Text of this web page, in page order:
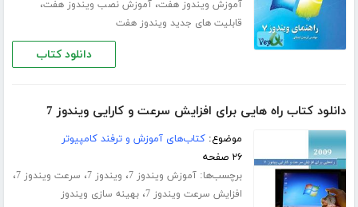
آموزش ویندوز هفت،آموزش نصب ویندوز هفت،
قابلیت های جدید ویندوز هفت
دانلود کتاب
دانلود کتاب راه هایی برای افزایش سرعت و کارایی ویندوز 7
موضوع:کتاب‌های آموزش و ترفند کامپیوتر
۲۶ صفحه
برچسب‌ها:آموزش ویندوز 7 ، ویندوز 7 ، سرعت ویندوز 7 ،
افزایش سرعت ویندوز 7 ،بهینه سازی ویندوز